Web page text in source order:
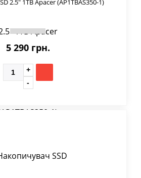
2.5" 1TB Apacer (AP1TBAS350-1)
5 290 грн.